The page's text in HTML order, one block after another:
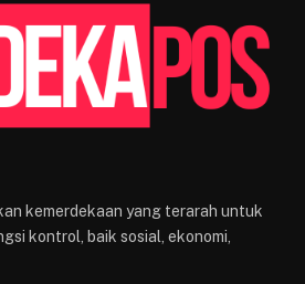
kemerdekaan yang terarah untuk
kontrol, baik sosial, ekonomi,